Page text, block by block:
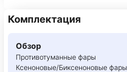
Комплектация
Обзор
Противотуманные фары
Ксеноновые/Биксеноновые фары